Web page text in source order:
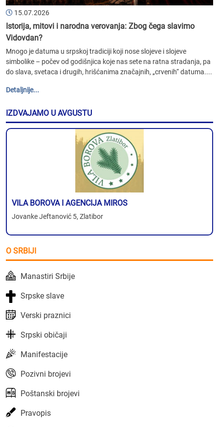
15.07.2026
Istorija, mitovi i narodna verovanja: Zbog čega slavimo
Vidovdan?
Mnogo je datuma u srpskoj tradiciji koji nose slojeve i slojeve
simbolike – počev od godišnjica koje nas sete na ratna stradanja, pa
do slava, svetaca i drugih, hrišćanima značajnih, „crvenih“ datuma....
Detaljnije...
IZDVAJAMO U AVGUSTU
VILA BOROVA I AGENCIJA MIROS
Jovanke Jeftanović 5, Zlatibor
O SRBIJI
Manastiri Srbije
Srpske slave
Verski praznici
Srpski običaji
Manifestacije
Pozivni brojevi
Poštanski brojevi
Pravopis